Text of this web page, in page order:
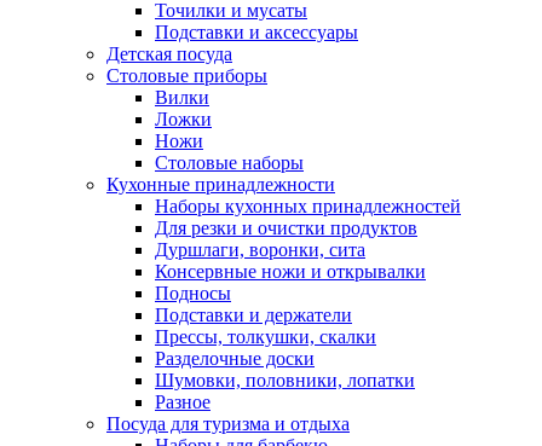
Точилки и мусаты
Подставки и аксессуары
Детская посуда
Столовые приборы
Вилки
Ложки
Ножи
Столовые наборы
Кухонные принадлежности
Наборы кухонных принадлежностей
Для резки и очистки продуктов
Дуршлаги, воронки, сита
Консервные ножи и открывалки
Подносы
Подставки и держатели
Прессы, толкушки, скалки
Разделочные доски
Шумовки, половники, лопатки
Разное
Посуда для туризма и отдыха